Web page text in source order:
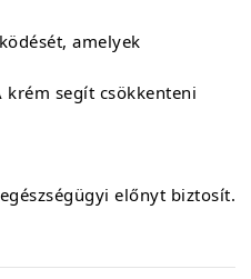
amelyek
krém segít csökkenteni
előnyt biztosít.